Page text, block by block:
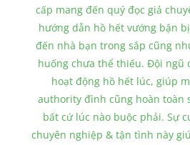
cấp mang đến quý đọc giả
hướng dẫn hồ hết vướng bận
đến nhà bạn trong sắp cũng
huống chưa thể thiếu. Đội ngũ
hoạt động hồ hết lúc, giúp
authority đình cũng hoàn toàn
bất cứ lúc nào buộc phải. Sự
chuyên nghiệp & tận tình này